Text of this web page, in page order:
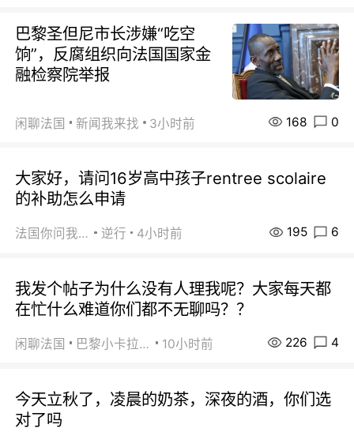
巴黎圣但尼市长涉嫌“吃空
饷”，反腐组织向法国国家金
融检察院举报
闲聊法国 新闻我来找 3小时前 168 0
大家好，请问16岁高中孩子rentree scolaire
的补助怎么申请
法国你问我答 逆行 4小时前 195 6
我发个帖子为什么没有人理我呢？大家每天都
在忙什么难道你们都不无聊吗？？
闲聊法国 巴黎小卡拉咪 10小时前 226 4
今天立秋了，凌晨的奶茶，深夜的酒，你们选
对了吗